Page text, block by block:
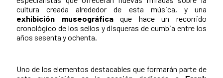
cultura creada alrededor de esta música, y una
exhibición museográficaque hace un recorrido
cronológico de los sellos y disqueras de cumbia entre los
años sesenta y ochenta.
Uno de los elementos destacables que formarán parte de